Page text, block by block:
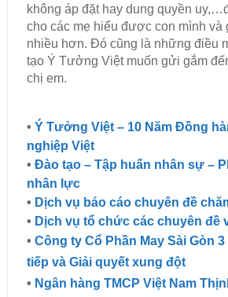
không áp đặt hay dung quyền
cho các mẹ hiểu được con mình và
nhiều hơn. Đó cũng là những điều
tạo Ý Tưởng Việt muốn gửi gắm
chị em.
• Ý Tưởng Việt – 10 Năm Đồng
nghiệp Việt
• Đào tạo – Tập huấn nhân sự –
nhân lực
• Dịch vụ báo cáo chuyên đề
• Dịch vụ tổ chức các chuyên đề
• Công ty Cổ Phần May Sài Gòn
tiếp và Giải quyết xung đột
• Ngân hàng TMCP Việt Nam